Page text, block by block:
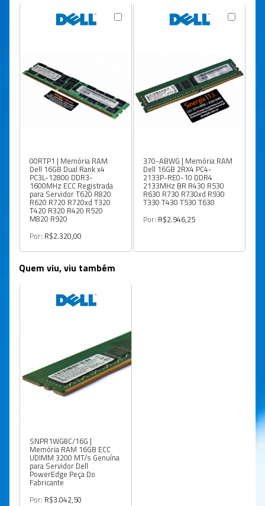
00RTP1 | Memória RAM
Dell 16GB Dual Rank x4
PC3L-12800 DDR3-
1600MHz ECC Registrada
para Servidor T620 R820
R620 R720 R720xd T320
T420 R320 R420 R520
M820 R920
Por: R$2.320,00
370-ABWG | Memória RAM
Dell 16GB 2RX4 PC4-
2133P-RE0-10 DDR4
2133MHz BR R430 R530
R630 R730 R730xd R930
T330 T430 T530 T630
Por: R$2.946,25
Quem viu, viu também
SNPR1WG8C/16G |
Memória RAM 16GB ECC
UDIMM 3200 MT/s Genuína
para Servidor Dell
PowerEdge Peça Do
Fabricante
Por: R$3.042,50